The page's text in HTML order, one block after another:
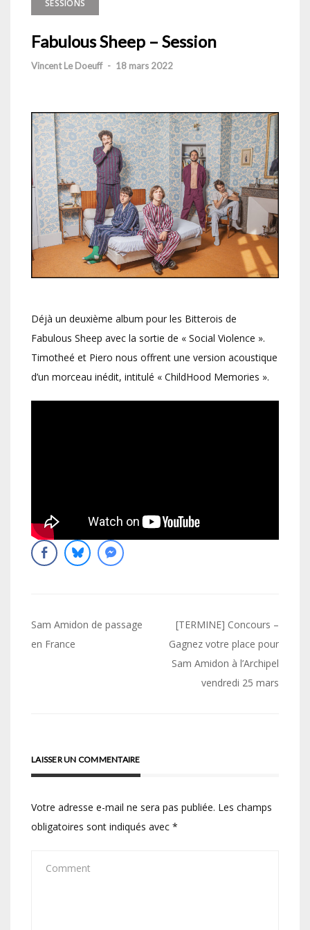
SESSIONS
Fabulous Sheep – Session
Vincent Le Doeuff - 18 mars 2022
Déjà un deuxième album pour les Bitterois de
Fabulous Sheep avec la sortie de « Social Violence ».
Timotheé et Piero nous offrent une version acoustique
d’un morceau inédit, intitulé « ChildHood Memories ».
Navigation
de
Sam Amidon de passage
en France
[TERMINE] Concours –
Gagnez votre place pour
Sam Amidon à l’Archipel
vendredi 25 mars
LAISSER UN COMMENTAIRE
Votre adresse e-mail ne sera pas publiée. Les champs
obligatoires sont indiqués avec *